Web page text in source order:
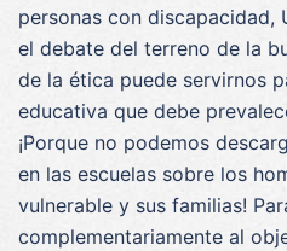
personas con discapacidad,
el debate del terreno de la
de la ética puede servirnos
educativa que debe
¡Porque no podemos
en las escuelas sobre los
vulnerable y sus familias!
complementariamente al